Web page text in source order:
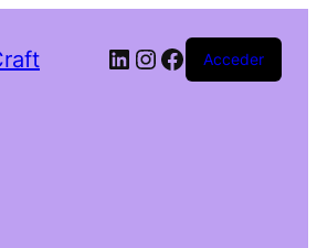
Acceder